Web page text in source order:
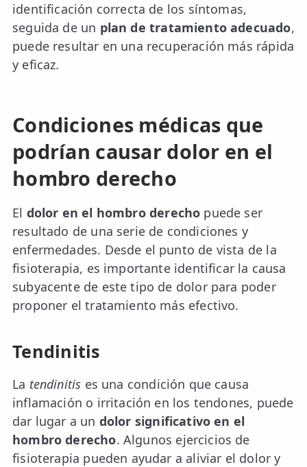
identificación correcta de los síntomas,
seguida de un plan de tratamiento adecuado,
puede resultar en una recuperación más rápida
y eficaz.
Condiciones médicas que
podrían causar dolor en el
hombro derecho
El dolor en el hombro derecho puede ser
resultado de una serie de condiciones y
enfermedades. Desde el punto de vista de la
fisioterapia, es importante identificar la causa
subyacente de este tipo de dolor para poder
proponer el tratamiento más efectivo.
Tendinitis
La tendinitis es una condición que causa
inflamación o irritación en los tendones, puede
dar lugar a un dolor significativo en el
hombro derecho. Algunos ejercicios de
fisioterapia pueden ayudar a aliviar el dolor y